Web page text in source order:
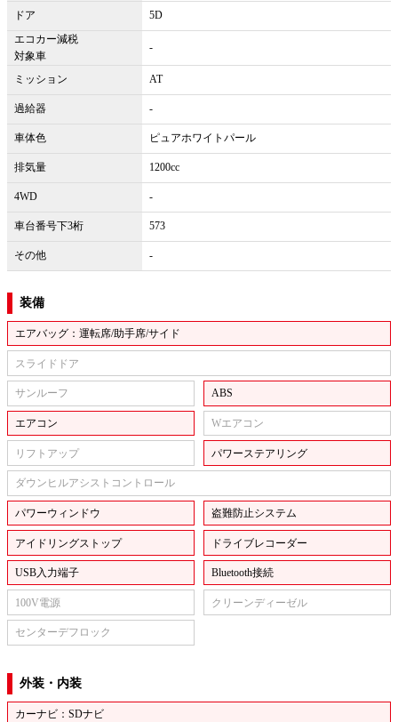
ドア
5D
エコカー減税
対象車
-
ミッション AT
過給器 -
車体色 ピュアホワイトパール
排気量 1200cc
4WD -
車台番号下3桁 573
その他 -
装備
エアバッグ：運転席/助手席/サイド
スライドドア
サンルーフ ABS
エアコン Wエアコン
リフトアップ パワーステアリング
ダウンヒルアシストコントロール
パワーウィンドウ 盗難防止システム
アイドリングストップ ドライブレコーダー
USB入力端子 Bluetooth接続
100V電源 クリーンディーゼル
センターデフロック
外装・内装
カーナビ：SDナビ